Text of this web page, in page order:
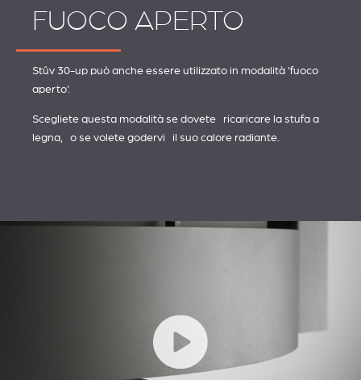
FUOCO APERTO
Stûv 30-up può anche essere utilizzato in modalità 'fuoco
aperto'.
Scegliete questa modalità se dovete ricaricare la stufa a
legna, o se volete godervi il suo calore radiante.